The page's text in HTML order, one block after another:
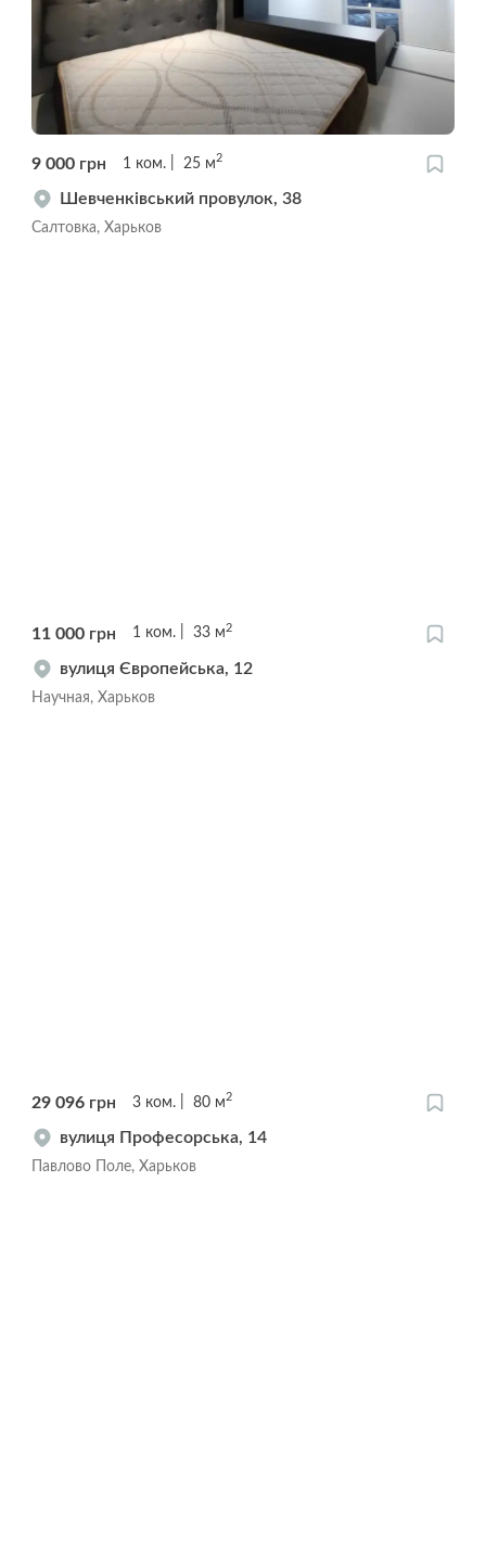
9 000 грн 1 ком. 25 м2
Шевченківський провулок, 38
Салтовка, Харьков
11 000 грн 1 ком. 33 м 2
вулиця Європейська, 12
Научная, Харьков
29 096 грн 3 ком. 80 м2
вулиця Професорська, 14
Павлово Поле, Харьков